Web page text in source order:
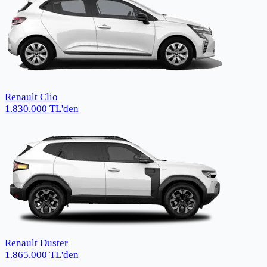
Renault Clio
1.830.000 TL'den
Renault Duster
1.865.000 TL'den